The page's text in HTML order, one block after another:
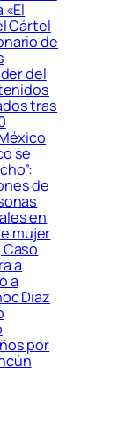
Cártel
de
del
tras
se
de
en
mujer
a
a
Díaz
por